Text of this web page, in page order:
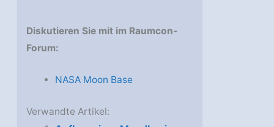
Diskutieren Sie mit im Raumcon-
Forum:
NASA Moon Base
Verwandte Artikel: